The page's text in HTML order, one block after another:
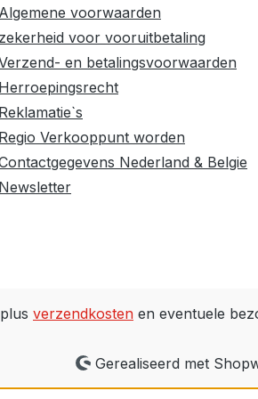
Algemene voorwaarden
zekerheid voor vooruitbetaling
en betalingsvoorwaarden
Herroepingsrecht
Reklamatie`s
Regio Verkooppunt worden
Nederland & Belgie
Newsletter
verzendkosten en eventuele
Gerealiseerd met